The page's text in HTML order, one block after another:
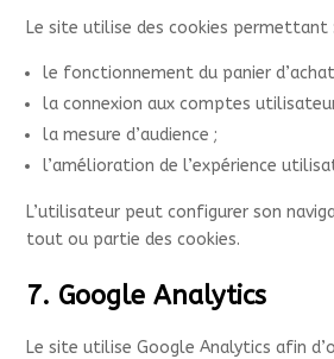
Le site utilise des cookies permettant :
le fonctionnement du panier
la connexion aux comptes
la mesure d’audience ;
l’amélioration de l’expérience
L’utilisateur peut configurer son
tout ou partie des cookies.
7. Google Analytics
Le site utilise Google Analytics afin